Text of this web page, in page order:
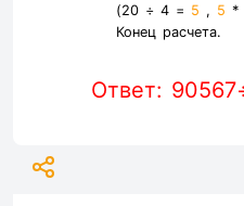
(20 ÷ 4 = 5 , 5 *
Конец расчета.
Ответ: